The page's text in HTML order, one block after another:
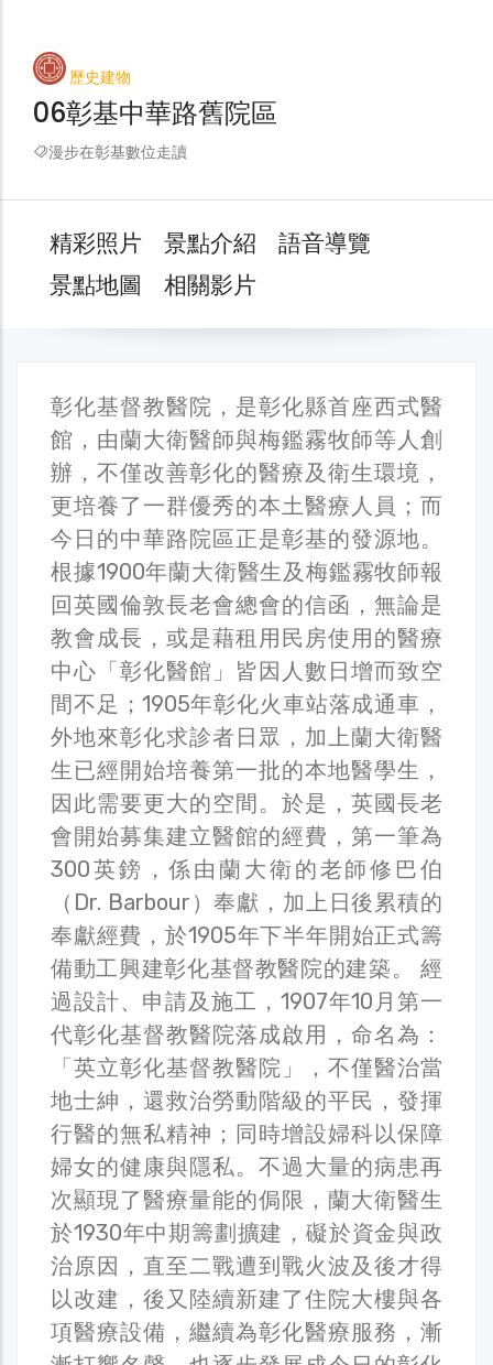
歷史建物
06彰基中華路舊院區
漫步在彰基數位走讀
精彩照片 景點介紹
語音導覽
景點地圖
相關影片
彰化基督教醫院，是彰化縣首座西式醫
館，由蘭大衛醫師與梅鑑霧牧師等人創
辦，不僅改善彰化的醫療及衛生環境，
更培養了一群優秀的本土醫療人員；而
今日的中華路院區正是彰基的發源地。
根據1900年蘭大衛醫生及梅鑑霧牧師報
回英國倫敦長老會總會的信函，無論是
教會成長，或是藉租用民房使用的醫療
中心「彰化醫館」皆因人數日增而致空
間不足；1905年彰化火車站落成通車，
外地來彰化求診者日眾，加上蘭大衛醫
生已經開始培養第一批的本地醫學生，
因此需要更大的空間。於是，英國長老
會開始募集建立醫館的經費，第一筆為
300英鎊，係由蘭大衛的老師修巴伯
（Dr. Barbour）奉獻，加上日後累積的
奉獻經費，於1905年下半年開始正式籌
備動工興建彰化基督教醫院的建築。 經
過設計、申請及施工，1907年10月第一
代彰化基督教醫院落成啟用，命名為：
「英立彰化基督教醫院」，不僅醫治當
地士紳，還救治勞動階級的平民，發揮
行醫的無私精神；同時增設婦科以保障
婦女的健康與隱私。不過大量的病患再
次顯現了醫療量能的侷限，蘭大衛醫生
於1930年中期籌劃擴建，礙於資金與政
治原因，直至二戰遭到戰火波及後才得
以改建，後又陸續新建了住院大樓與各
項醫療設備，繼續為彰化醫療服務，漸